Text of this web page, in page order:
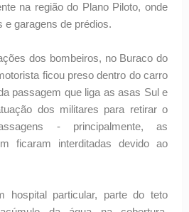
na região do Plano Piloto, onde
e garagens de prédios.
dos bombeiros, no Buraco do
ficou preso dentro do carro
passagem que liga as asas Sul e
dos militares para retirar o
- principalmente, as
ficaram interditadas devido ao
hospital particular, parte do teto